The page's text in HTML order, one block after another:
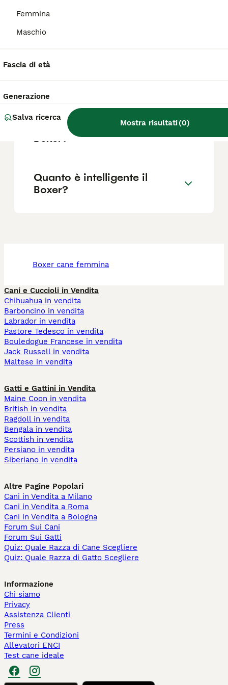
Femmina
Maschio
Fascia di età
Generazione
Salva ricerca
Mostra risultati(0)
Quali sono i difetti del
Quanto vive in media un
Boxer?
Quanto è intelligente il
Boxer?
boxer cane femmina
Cani e Cuccioli in Vendita
Chihuahua in vendita
Barboncino in vendita
Labrador in vendita
Pastore Tedesco in vendita
Bouledogue Francese in vendita
Jack Russell in vendita
Maltese in vendita
Gatti e Gattini in Vendita
Maine Coon in vendita
British in vendita
Ragdoll in vendita
Bengala in vendita
Scottish in vendita
Persiano in vendita
Siberiano in vendita
Altre Pagine Popolari
Cani in Vendita a Milano
Cani in Vendita a Roma
Cani in Vendita a Bologna
Forum Sui Cani
Forum Sui Gatti
Quiz: Quale Razza di Cane Scegliere
Quiz: Quale Razza di Gatto Scegliere
Informazione
Chi siamo
Privacy
Assistenza Clienti
Press
Termini e Condizioni
Allevatori ENCI
Test cane ideale